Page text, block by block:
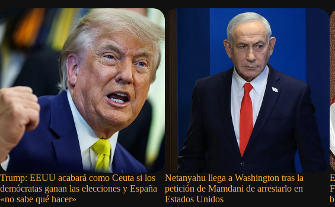
Trump: EEUU acabará como Ceuta si los
demócratas ganan las elecciones y España
«no sabe qué hacer»
Netanyahu llega a Washington tras la
petición de Mamdani de arrestarlo en
Estados Unidos